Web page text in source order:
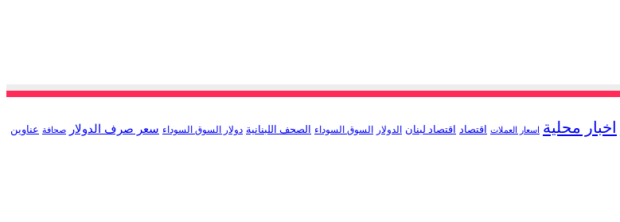
اخبار محلية اسعار العملات اقتصاد اقتصاد لبنان الدولار السوق السوداء الصحف اللبنانية دولار السوق السوداء سعر صرف الدولار صحافة عناوين